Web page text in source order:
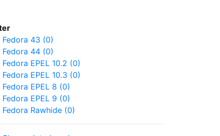
Fedora 43 (0)
Fedora 44 (0)
Fedora EPEL 10.2 (0)
Fedora EPEL 10.3 (0)
Fedora EPEL 8 (0)
Fedora EPEL 9 (0)
Fedora Rawhide (0)